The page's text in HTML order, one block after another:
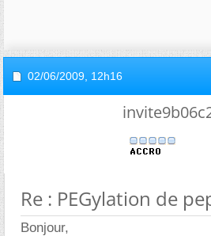
02/06/2009, 12h16
Re : PEGylation de
Bonjour,